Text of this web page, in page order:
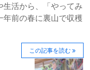
生活から、「やってみ
前の春に裏山で収穫
この記事を読む